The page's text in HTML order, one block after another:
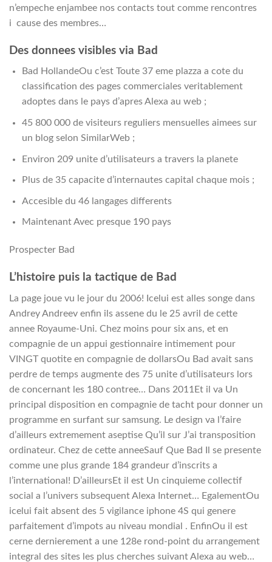
n’empeche enjambee nos contacts tout comme rencontres
i cause des membres…
Des donnees visibles via Bad
Bad HollandeOu c’est Toute 37 eme plazza a cote du
classification des pages commerciales veritablement
adoptes dans le pays d’apres Alexa au web ;
45 800 000 de visiteurs reguliers mensuelles aimees sur
un blog selon SimilarWeb ;
Environ 209 unite d’utilisateurs a travers la planete
Plus de 35 capacite d’internautes capital chaque mois ;
Accesible du 46 langages differents
Maintenant Avec presque 190 pays
Prospecter Bad
L’histoire puis la tactique de Bad
La page joue vu le jour du 2006! Icelui est alles songe dans
Andrey Andreev enfin ils assene du le 25 avril de cette
annee Royaume-Uni. Chez moins pour six ans, et en
compagnie de un appui gestionnaire intimement pour
VINGT quotite en compagnie de dollarsOu Bad avait sans
perdre de temps augmente des 75 unite d’utilisateurs lors
de concernant les 180 contree… Dans 2011Et il va Un
principal disposition en compagnie de tacht pour donner un
programme en surfant sur samsung. Le design va l’faire
d’ailleurs extremement aseptise Qu’il sur J’ai transposition
ordinateur. Chez de cette anneeSauf Que Bad Il se presente
comme une plus grande 184 grandeur d’inscrits a
l’international! D’ailleursEt il est Un cinquieme collectif
social a l’univers subsequent Alexa Internet… EgalementOu
icelui fait absent des 5 vigilance iphone 4S qui genere
parfaitement d’impots au niveau mondial . EnfinOu il est
cerne dernierement a une 128e rond-point du arrangement
integral des sites les plus cherches suivant Alexa au web…